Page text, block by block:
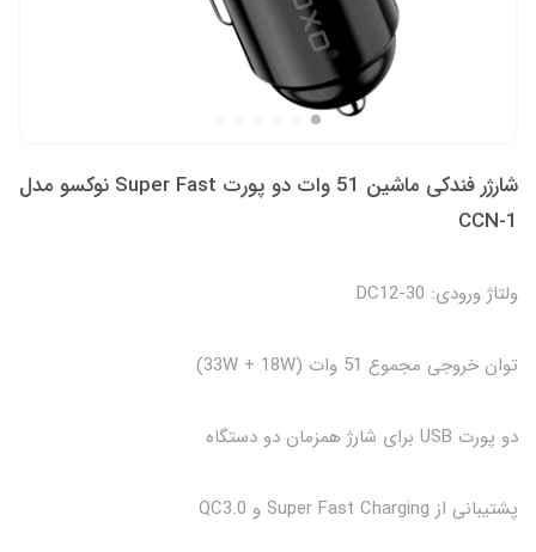
شارژر فندکی ماشین 51 وات دو پورت Super Fast نوکسو مدل
CCN-1
ولتاژ ورودی: DC12-30
توان خروجی مجموع 51 وات (33W + 18W)
دو پورت USB برای شارژ همزمان دو دستگاه
پشتیبانی از Super Fast Charging و QC3.0